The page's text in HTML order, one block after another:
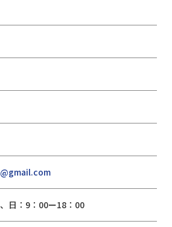
日：9：00ー18：00